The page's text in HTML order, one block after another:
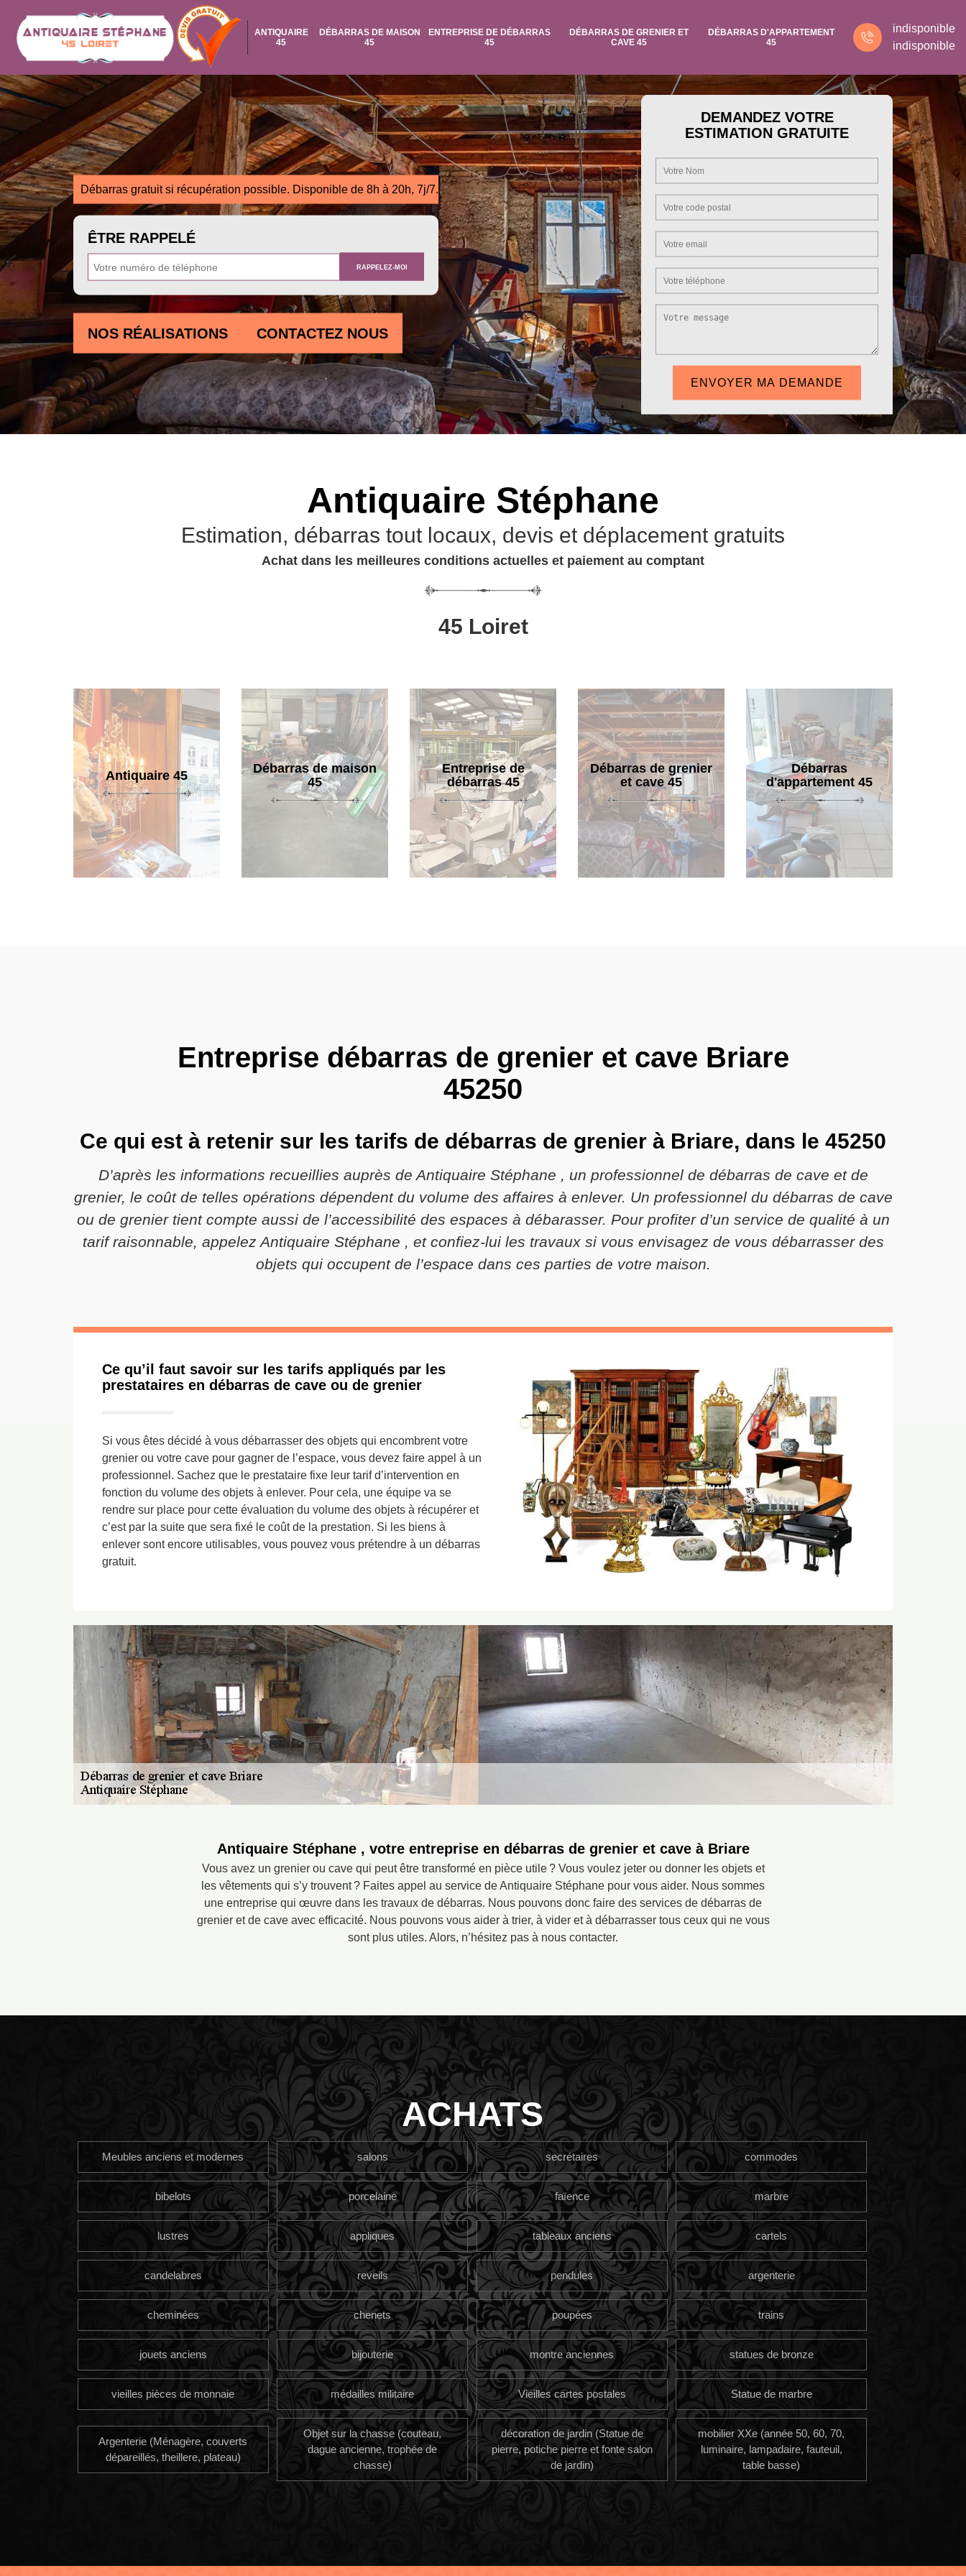
ANTIQUAIRE
45
DÉBARRAS DE MAISON
45
ENTREPRISE DE DÉBARRAS
45
DÉBARRAS DE GRENIER ET
CAVE 45
DÉBARRAS D'APPARTEMENT
45
indisponible
indisponible
Débarras gratuit si récupération possible. Disponible de 8h à 20h, 7j/7.
ÊTRE RAPPELÉ
NOS RÉALISATIONS CONTACTEZ NOUS
DEMANDEZ VOTRE
ESTIMATION GRATUITE
Antiquaire Stéphane
Estimation, débarras tout locaux, devis et déplacement gratuits
Achat dans les meilleures conditions actuelles et paiement au comptant
45 Loiret
Antiquaire 45
Débarras de maison
45
Entreprise de
débarras 45
Débarras de grenier
et cave 45
Débarras
d'appartement 45
Entreprise débarras de grenier et cave Briare
45250
Ce qui est à retenir sur les tarifs de débarras de grenier à Briare, dans le 45250
D’après les informations recueillies auprès de Antiquaire Stéphane , un professionnel de débarras de cave et de
grenier, le coût de telles opérations dépendent du volume des affaires à enlever. Un professionnel du débarras de cave
ou de grenier tient compte aussi de l’accessibilité des espaces à débarasser. Pour profiter d’un service de qualité à un
tarif raisonnable, appelez Antiquaire Stéphane , et confiez-lui les travaux si vous envisagez de vous débarrasser des
objets qui occupent de l’espace dans ces parties de votre maison.
Ce qu’il faut savoir sur les tarifs appliqués par les
prestataires en débarras de cave ou de grenier
Si vous êtes décidé à vous débarrasser des objets qui encombrent votre
grenier ou votre cave pour gagner de l’espace, vous devez faire appel à un
professionnel. Sachez que le prestataire fixe leur tarif d’intervention en
fonction du volume des objets à enlever. Pour cela, une équipe va se
rendre sur place pour cette évaluation du volume des objets à récupérer et
c’est par la suite que sera fixé le coût de la prestation. Si les biens à
enlever sont encore utilisables, vous pouvez vous prétendre à un débarras
gratuit.
Antiquaire Stéphane , votre entreprise en débarras de grenier et cave à Briare
Vous avez un grenier ou cave qui peut être transformé en pièce utile ? Vous voulez jeter ou donner les objets et
les vêtements qui s’y trouvent ? Faites appel au service de Antiquaire Stéphane pour vous aider. Nous sommes
une entreprise qui œuvre dans les travaux de débarras. Nous pouvons donc faire des services de débarras de
grenier et de cave avec efficacité. Nous pouvons vous aider à trier, à vider et à débarrasser tous ceux qui ne vous
sont plus utiles. Alors, n’hésitez pas à nous contacter.
ACHATS
Meubles anciens et modernes salons secrétaires commodes
bibelots porcelaine faïence marbre
lustres appliques tableaux anciens cartels
candelabres reveils pendules argenterie
cheminées chenets poupées trains
jouets anciens bijouterie montre anciennes statues de bronze
vieilles pièces de monnaie médailles militaire Vieilles cartes postales Statue de marbre
Argenterie (Ménagère, couverts
dépareillés, theillere, plateau)
Objet sur la chasse (couteau,
dague ancienne, trophée de
chasse)
décoration de jardin (Statue de
pierre, potiche pierre et fonte salon
de jardin)
mobilier XXe (année 50, 60, 70,
luminaire, lampadaire, fauteuil,
table basse)